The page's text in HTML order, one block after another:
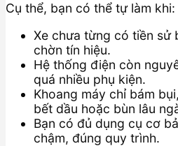
Cụ thể, bạn có thể tự làm khi:
Xe chưa từng có tiền sử
chờn tín hiệu.
Hệ thống điện còn
quá nhiều phụ kiện.
Khoang máy chỉ bám
bết dầu hoặc bùn lâu
Bạn có đủ dụng cụ cơ
chậm, đúng quy trình.